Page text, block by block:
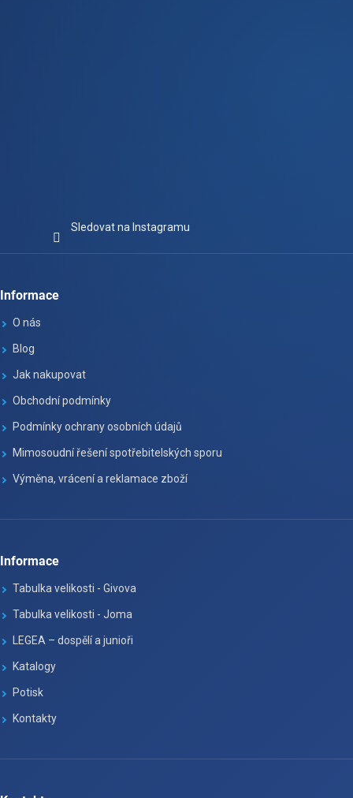
Sledovat na Instagramu
Informace
O nás
Blog
Jak nakupovat
Obchodní podmínky
Podmínky ochrany osobních údajů
Mimosoudní řešení spotřebitelských sporu
Výměna, vrácení a reklamace zboží
Informace
Tabulka velikosti - Givova
Tabulka velikosti - Joma
LEGEA – dospělí a junioři
Katalogy
Potisk
Kontakty